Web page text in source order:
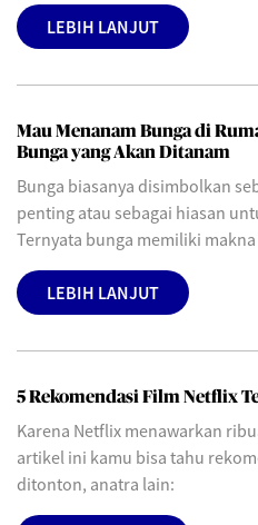
LEBIH LANJUT
Mau Menanam Bunga di
Bunga yang Akan Ditanam
Bunga biasanya disimbolkan
penting atau sebagai hiasan
Ternyata bunga memiliki
LEBIH LANJUT
5 Rekomendasi Film Netflix
Karena Netflix menawarkan
artikel ini kamu bisa tahu
ditonton, anatra lain: